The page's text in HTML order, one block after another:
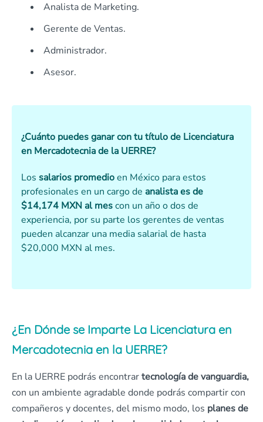
Analista de Marketing.
Gerente de Ventas.
Administrador.
Asesor.
¿Cuánto puedes ganar con tu título de Licenciatura
en Mercadotecnia de la UERRE?
Los salarios promedioen México para estos
profesionales en un cargo de analista es de
$14,174 MXN al mescon un año o dos de
experiencia, por su parte los gerentes de ventas
pueden alcanzar una media salarial de hasta
$20,000 MXN al mes.
¿En Dónde se Imparte La Licenciatura en
Mercadotecnia en la UERRE?
En la UERRE podrás encontrartecnología de vanguardia,
con un ambiente agradable donde podrás compartir con
compañeros y docentes, del mismo modo, los planes de